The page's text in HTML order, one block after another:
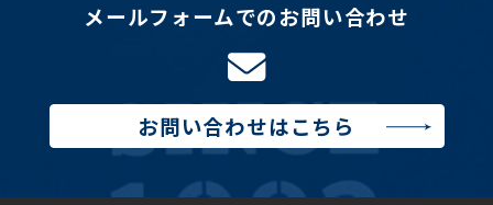
メールフォームでのお問い合わせ
お問い合わせはこちら